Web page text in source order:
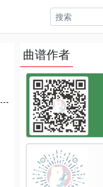
曲谱作者